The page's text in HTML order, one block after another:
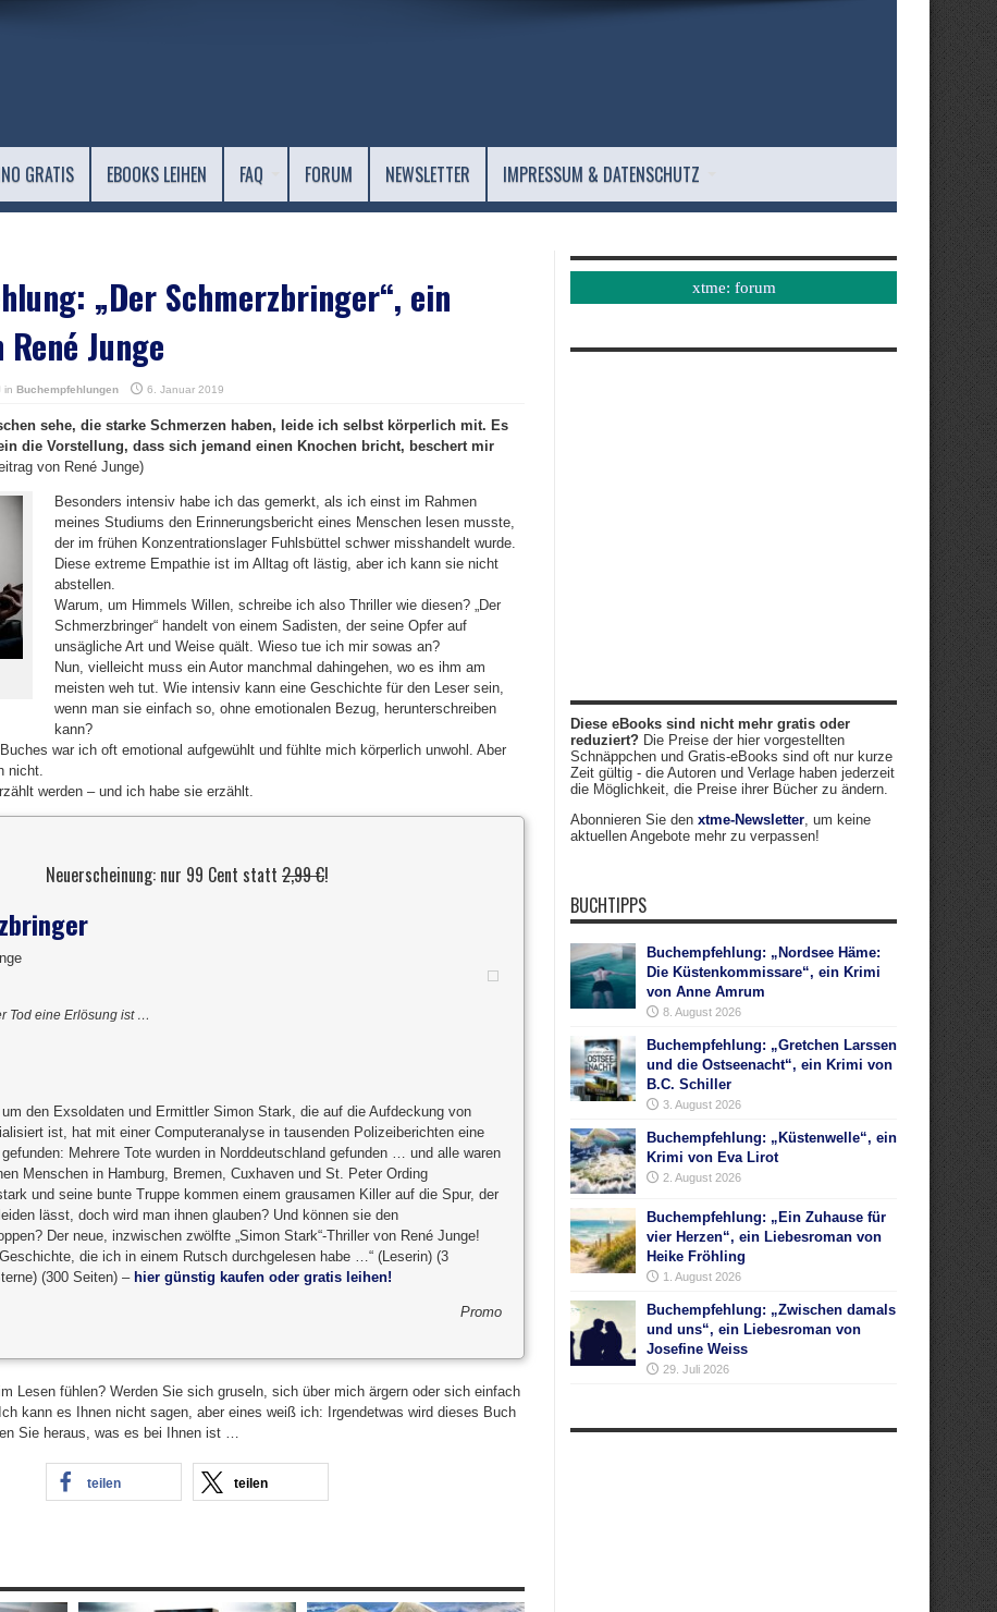
GRATIS EBOOKS LEIHEN FAQ FORUM NEWSLETTER IMPRESSUM & DATENSCHUTZ
„Der Schmerzbringer“, ein
Junge
in Buchempfehlungen 6. Januar 2019
sehe, die starke Schmerzen haben, leide ich selbst körperlich mit. Es
die Vorstellung, dass sich jemand einen Knochen bricht, beschert mir
von René Junge)
Besonders intensiv habe ich das gemerkt, als ich einst im Rahmen
meines Studiums den Erinnerungsbericht eines Menschen lesen musste,
der im frühen Konzentrationslager Fuhlsbüttel schwer misshandelt wurde.
Diese extreme Empathie ist im Alltag oft lästig, aber ich kann sie nicht
abstellen.
Warum, um Himmels Willen, schreibe ich also Thriller wie diesen? „Der
Schmerzbringer“ handelt von einem Sadisten, der seine Opfer auf
unsägliche Art und Weise quält. Wieso tue ich mir sowas an?
Nun, vielleicht muss ein Autor manchmal dahingehen, wo es ihm am
meisten weh tut. Wie intensiv kann eine Geschichte für den Leser sein,
wenn man sie einfach so, ohne emotionalen Bezug, herunterschreiben
kann?
war ich oft emotional aufgewühlt und fühlte mich körperlich unwohl. Aber
nicht.
werden – und ich habe sie erzählt.
Neuerscheinung: nur 99 Cent statt 2,99 €!
Tod eine Erlösung ist …
um den Exsoldaten und Ermittler Simon Stark, die auf die Aufdeckung von
ist, hat mit einer Computeranalyse in tausenden Polizeiberichten eine
gefunden: Mehrere Tote wurden in Norddeutschland gefunden … und alle waren
Menschen in Hamburg, Bremen, Cuxhaven und St. Peter Ording
und seine bunte Truppe kommen einem grausamen Killer auf die Spur, der
lässt, doch wird man ihnen glauben? Und können sie den
Der neue, inzwischen zwölfte „Simon Stark“-Thriller von René Junge!
die ich in einem Rutsch durchgelesen habe …“ (Leserin) (3
(300 Seiten) – hier günstig kaufen oder gratis leihen!
Promo
Lesen fühlen? Werden Sie sich gruseln, sich über mich ärgern oder sich einfach
kann es Ihnen nicht sagen, aber eines weiß ich: Irgendetwas wird dieses Buch
Sie heraus, was es bei Ihnen ist …
teilen teilen
xtme: forum
Diese eBooks sind nicht mehr gratis oder
reduziert? Die Preise der hier vorgestellten
Schnäppchen und Gratis-eBooks sind oft nur kurze
Zeit gültig - die Autoren und Verlage haben jederzeit
die Möglichkeit, die Preise ihrer Bücher zu ändern.
Abonnieren Sie den xtme-Newsletter, um keine
aktuellen Angebote mehr zu verpassen!
BUCHTIPPS
Buchempfehlung: „Nordsee Häme:
Die Küstenkommissare“, ein Krimi
von Anne Amrum
8. August 2026
Buchempfehlung: „Gretchen Larssen
und die Ostseenacht“, ein Krimi von
B.C. Schiller
3. August 2026
Buchempfehlung: „Küstenwelle“, ein
Krimi von Eva Lirot
2. August 2026
Buchempfehlung: „Ein Zuhause für
vier Herzen“, ein Liebesroman von
Heike Fröhling
1. August 2026
Buchempfehlung: „Zwischen damals
und uns“, ein Liebesroman von
Josefine Weiss
29. Juli 2026